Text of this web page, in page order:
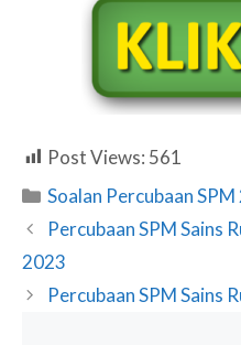
Post Views: 561
Categories
Soalan Percubaan
Percubaan SPM Sains
2023
Percubaan SPM Sains